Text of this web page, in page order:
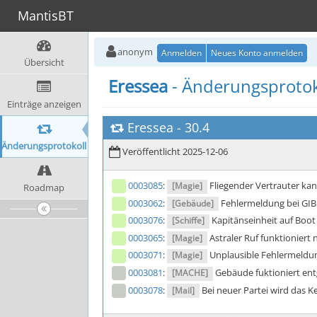
MantisBT
Übersicht
Einträge anzeigen
Änderungsprotokoll
Roadmap
anonym Anmelden Neues Konto anmelden
Eressea -
Eressea - 30.4
Veröffentlicht 2025-12-06
0003085: [Magie] Fliegender Vertrauter
0003062: [Gebäude] Fehlermeldung bei
0003076: [Schiffe] Kapitänseinheit auf
0003065: [Magie] Astraler Ruf funktioniert
0003071: [Magie] Unplausible
0003081: [MACHE] Gebäude fuktioniert
0003078: [Mail] Bei neuer Partei wird das